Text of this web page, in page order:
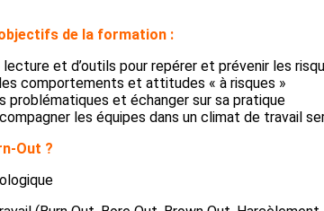
de la formation :
lecture et d’outils pour repérer et prévenir les
comportements et attitudes « à risques »
problématiques et échanger sur sa pratique
les équipes dans un climat de travail
Out ?